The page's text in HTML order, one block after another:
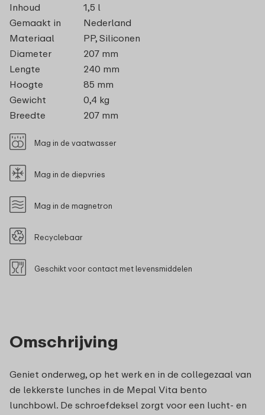
Omschrijving
Geniet onderweg, op het werk en in de collegezaal van
de lekkerste lunches in de Mepal Vita bento
lunchbowl. De schroefdeksel zorgt voor een lucht- en
Inhoud
1,5 l
Gemaakt in
Nederland
Materiaal
PP, Siliconen
Diameter
207 mm
Lengte
240 mm
Hoogte
85 mm
Gewicht
0,4 kg
Breedte
207 mm
Mag in de vaatwasser
Mag in de diepvries
Mag in de magnetron
Recyclebaar
Geschikt voor contact met levensmiddelen